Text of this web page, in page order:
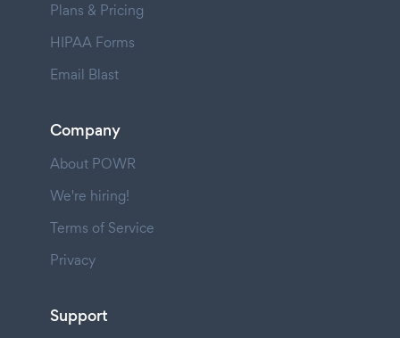
Plans & Pricing
HIPAA Forms
Email Blast
Company
About POWR
We're hiring!
Terms of Service
Privacy
Support